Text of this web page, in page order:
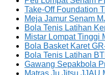
Take-Off Foundation
Meja Jamur Senam
Bola Tenis Latihan
Mistar Lompat Tinggi
Bola Basket Karet
Bola Tenis Latihan
Gawang Sepakbola
Matras Ju Jitsu JJAU